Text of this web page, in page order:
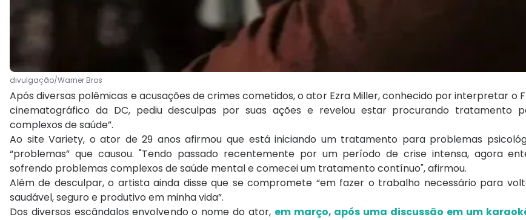
divulgação/Warner Bros
Após diversas polêmicas e acusações de crimes cometidos, o ator Ezra Miller, conhecido por interpretar o
cinematográfico da DC, pediu desculpas por suas ações e revelou estar procurando tratamento
complexos de saúde”.
Ao site Variety, o ator de 29 anos afirmou que está iniciando um tratamento para problemas
“problemas” que causou. "Tendo passado recentemente por um período de crise intensa, agora
sofrendo problemas complexos de saúde mental e comecei um tratamento contínuo", afirmou.
Além de desculpar, o artista ainda disse que se compromete “em fazer o trabalho necessário para
saudável, seguro e produtivo em minha vida”.
Dos diversos escândalos envolvendo o nome do ator, em março, após uma discussão em um